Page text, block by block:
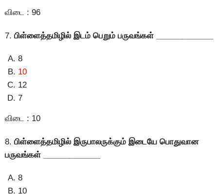
விடை : 96
7. பிள்ளைத்தமிழில் இடம் பெறும் பருவங்கள் _____________
8
10
12
7
விடை : 10
8. பிள்ளைத்தமிழில் இருபாலருக்கும் இடையே பொதுவான
பருவங்கள் _____________
8
10